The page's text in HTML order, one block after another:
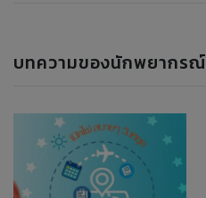
บทความของนักพยากรณ์